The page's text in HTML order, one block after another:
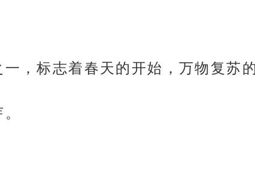
，标志着春天的开始，万物复苏的